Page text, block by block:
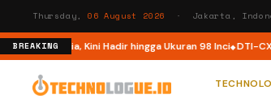
Thursday, 06 August 2026 · Jakarta,
BREAKINGKini Hadir hingga Ukuran 98 Inci DTI-CX 2026